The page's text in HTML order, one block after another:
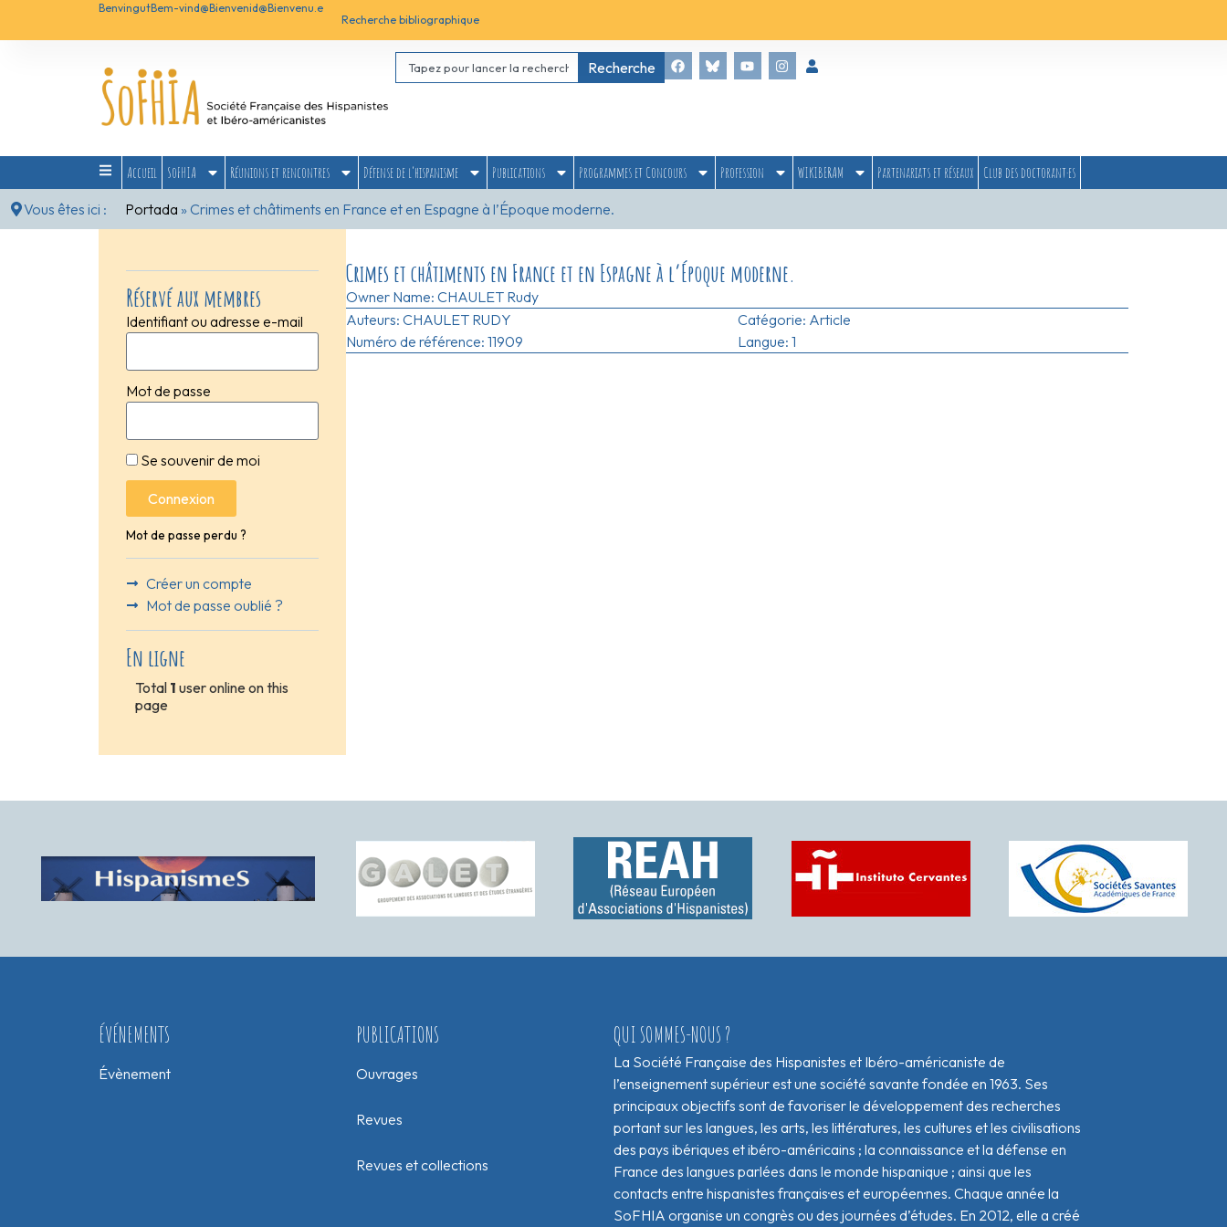
BenvingutBem-vind@Bienvenid@Bienvenu.e
Recherche bibliographique
Recherche
Accueil SoFHIA Réunions et rencontres Défense de l’hispanisme Publications Programmes et Concours Profession WIKIBERAM Partenariats et réseaux
Club des doctorant·es
Vous êtes ici :
Portada »Crimes et châtiments en France et en Espagne à l’Époque moderne.
Réservé aux membres
Identifiant ou adresse e-mail
Mot de passe
Se souvenir de moi
Connexion
Mot de passe perdu ?
Créer un compte
Mot de passe oublié ?
En ligne
Total 1 user online on this
page
Crimes et châtiments en France et en Espagne à l’Époque moderne.
Owner Name: CHAULET Rudy
Auteurs: CHAULET RUDY
Numéro de référence: 11909
Catégorie: Article
Langue: 1
ÉVÉNEMENTS
Évènement
PUBLICATIONS
Ouvrages
Revues
Revues et collections
QUI SOMMES-NOUS ?
La Société Française des Hispanistes et Ibéro-américaniste de
l’enseignement supérieur est une société savante fondée en 1963. Ses
principaux objectifs sont de favoriser le développement des recherches
portant sur les langues, les arts, les littératures, les cultures et les civilisations
des pays ibériques et ibéro-américains ; la connaissance et la défense en
France des langues parlées dans le monde hispanique ; ainsi que les
contacts entre hispanistes français·es et européen·nes. Chaque année la
SoFHIA organise un congrès ou des journées d’études. En 2012, elle a créé